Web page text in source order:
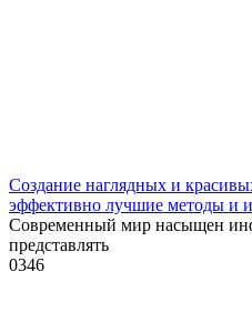
Создание наглядных и
эффективно лучшие методы и
Современный мир насыщен
представлять
0346